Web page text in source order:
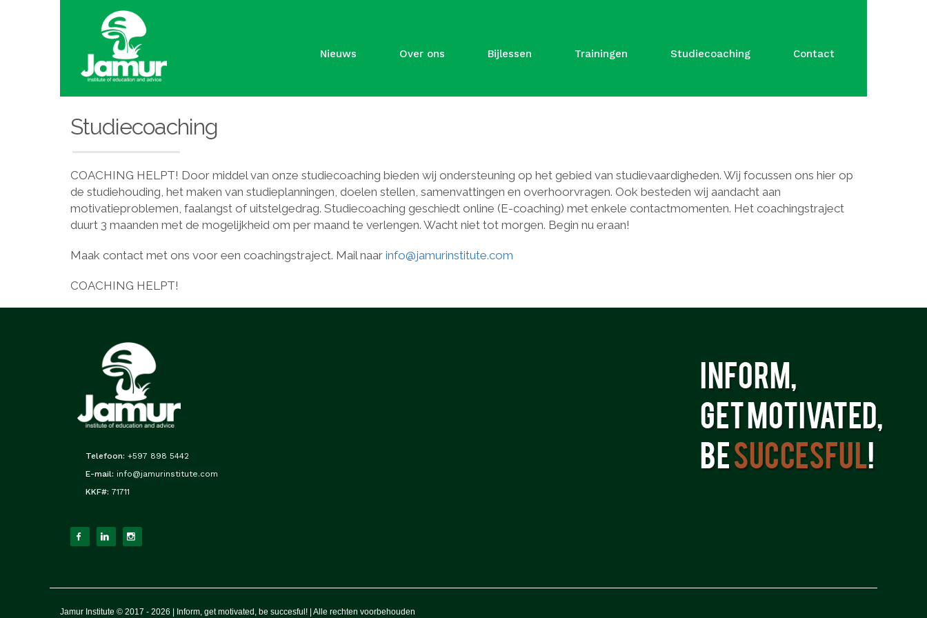
Nieuws Over ons Bijlessen Trainingen Studiecoaching Contact
Studiecoaching
COACHING HELPT! Door middel van onze studiecoaching bieden wij ondersteuning op het gebied van studievaardigheden. Wij focussen ons hier op
de studiehouding, het maken van studieplanningen, doelen stellen, samenvattingen en overhoorvragen. Ook besteden wij aandacht aan
motivatieproblemen, faalangst of uitstelgedrag. Studiecoaching geschiedt online (E-coaching) met enkele contactmomenten. Het coachingstraject
duurt 3 maanden met de mogelijkheid om per maand te verlengen. Wacht niet tot morgen. Begin nu eraan!
Maak contact met ons voor een coachingstraject. Mail naar info@jamurinstitute.com
COACHING HELPT!
Telefoon: +597 898 5442
E-mail: info@jamurinstitute.com
KKF#: 71711
Jamur Institute © 2017 - 2026 | Inform, get motivated, be succesful! | Alle rechten voorbehouden